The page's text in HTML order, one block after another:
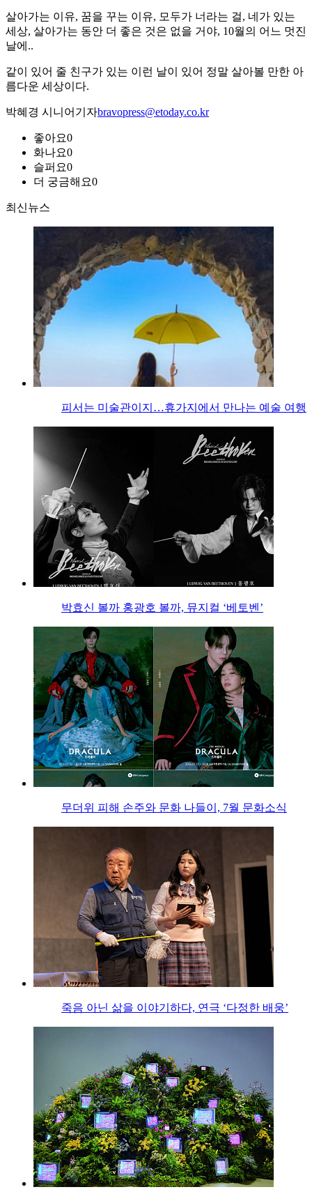
살아가는 이유, 꿈을 꾸는 이유, 모두가 너라는 걸, 네가 있는
세상, 살아가는 동안 더 좋은 것은 없을 거야, 10월의 어느 멋진
날에..
같이 있어 줄 친구가 있는 이런 날이 있어 정말 살아볼 만한 아
름다운 세상이다.
박혜경 시니어기자bravopress@etoday.co.kr
좋아요0
화나요0
슬퍼요0
더 궁금해요0
최신뉴스
피서는 미술관이지…휴가지에서 만나는 예술 여행
박효신 볼까 홍광호 볼까, 뮤지컬 ‘베토벤’
무더위 피해 손주와 문화 나들이, 7월 문화소식
죽음 아닌 삶을 이야기하다, 연극 ‘다정한 배웅’